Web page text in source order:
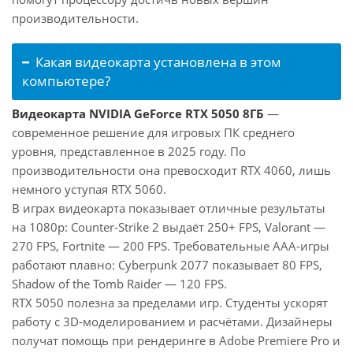
производительности.
Какая видеокарта установлена в этом
компьютере?
Видеокарта NVIDIA GeForce RTX 5050 8ГБ —
современное решение для игровых ПК среднего
уровня, представленное в 2025 году. По
производительности она превосходит RTX 4060, лишь
немного уступая RTX 5060.
В играх видеокарта показывает отличные результаты
на 1080p: Counter-Strike 2 выдаёт 250+ FPS, Valorant —
270 FPS, Fortnite — 200 FPS. Требовательные AAA-игры
работают плавно: Cyberpunk 2077 показывает 80 FPS,
Shadow of the Tomb Raider — 120 FPS.
RTX 5050 полезна за пределами игр. Студенты ускорят
работу с 3D-моделированием и расчётами. Дизайнеры
получат помощь при рендеринге в Adobe Premiere Pro и